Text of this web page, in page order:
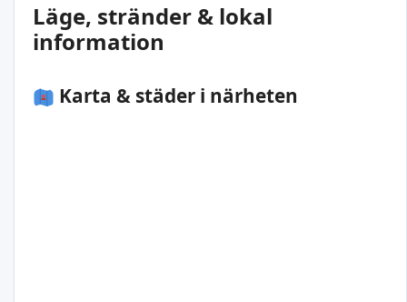
Läge, stränder & lokal
information
Karta & städer i närheten